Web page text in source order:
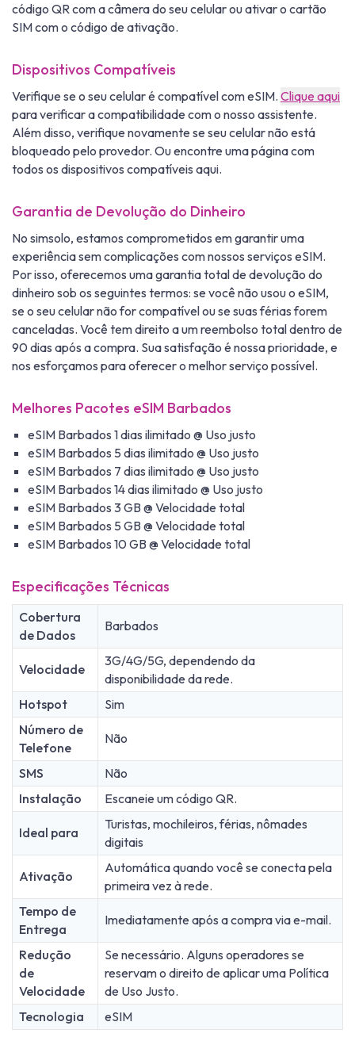
código QR com a câmera do seu celular ou ativar o cartão
SIM com o código de ativação.
Dispositivos Compatíveis
Verifique se o seu celular é compatível com eSIM. Clique aqui
para verificar a compatibilidade com o nosso assistente.
Além disso, verifique novamente se seu celular não está
bloqueado pelo provedor. Ou encontre uma página com
todos os dispositivos compatíveis aqui.
Garantia de Devolução do Dinheiro
No simsolo, estamos comprometidos em garantir uma
experiência sem complicações com nossos serviços eSIM.
Por isso, oferecemos uma garantia total de devolução do
dinheiro sob os seguintes termos: se você não usou o eSIM,
se o seu celular não for compatível ou se suas férias forem
canceladas. Você tem direito a um reembolso total dentro de
90 dias após a compra. Sua satisfação é nossa prioridade, e
nos esforçamos para oferecer o melhor serviço possível.
Melhores Pacotes eSIM Barbados
eSIM Barbados 1 dias ilimitado @ Uso justo
eSIM Barbados 5 dias ilimitado @ Uso justo
eSIM Barbados 7 dias ilimitado @ Uso justo
eSIM Barbados 14 dias ilimitado @ Uso justo
eSIM Barbados 3 GB @ Velocidade total
eSIM Barbados 5 GB @ Velocidade total
eSIM Barbados 10 GB @ Velocidade total
Especificações Técnicas
Cobertura
de Dados
Barbados
Velocidade
3G/4G/5G, dependendo da
disponibilidade da rede.
Hotspot
Sim
Número de
Telefone
Não
SMS
Não
Instalação
Escaneie um código QR.
Ideal para
Turistas, mochileiros, férias, nômades
digitais
Ativação
Automática quando você se conecta pela
primeira vez à rede.
Tempo de
Entrega
Imediatamente após a compra via e-mail.
Redução
de
Velocidade
Se necessário. Alguns operadores se
reservam o direito de aplicar uma Política
de Uso Justo.
Tecnologia
eSIM